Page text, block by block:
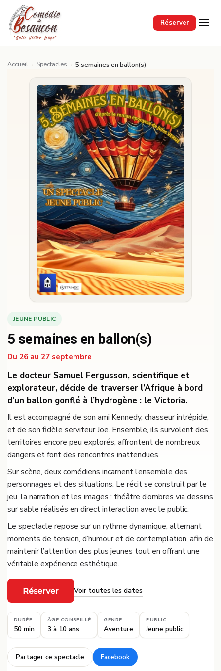
Réserver
Passer au contenu principal
Accueil Spectacles 5 semaines en ballon(s)
JEUNE PUBLIC
5 semaines en ballon(s)
Du 26 au 27 septembre
Le docteur Samuel Fergusson, scientifique et
explorateur, décide de traverser l’Afrique à bord
d’un ballon gonflé à l’hydrogène : le Victoria.
Il est accompagné de son ami Kennedy, chasseur intrépide,
et de son fidèle serviteur Joe. Ensemble, ils survolent des
territoires encore peu explorés, affrontent de nombreux
dangers et font des rencontres inattendues.
Sur scène, deux comédiens incarnent l’ensemble des
personnages et des situations. Le récit se construit par le
jeu, la narration et les images : théâtre d’ombres via dessins
sur sable réalisés en direct interaction avec le public.
Le spectacle repose sur un rythme dynamique, alternant
moments de tension, d’humour et de contemplation, afin de
maintenir l’attention des plus jeunes tout en offrant une
véritable expérience esthétique.
Réserver
·
Voir toutes les dates
DURÉE
50 min
ÂGE CONSEILLÉ
3 à 10 ans
GENRE
Aventure
PUBLIC
Jeune public
Partager ce spectacle
·
Facebook